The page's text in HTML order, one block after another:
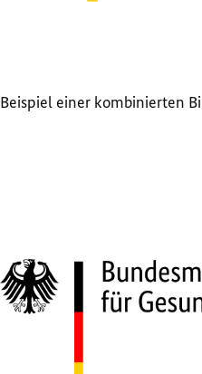
Beispiel einer kombinierten